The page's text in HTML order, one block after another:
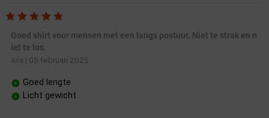
Goed shirt voor mensen met een langs postuur. Niet te strak en n
iet te los.
Arie| 05 februari 2025
Goed lengte
Licht gewicht